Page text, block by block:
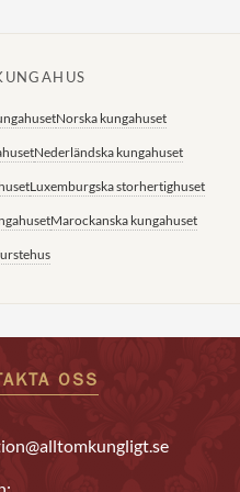
Norska kungahuset
Nederländska kungahuset
Luxemburgska storhertighuset
Marockanska kungahuset
OSS